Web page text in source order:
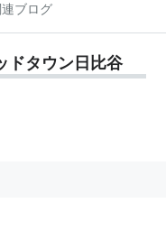
ブログ
ドタウン日比谷